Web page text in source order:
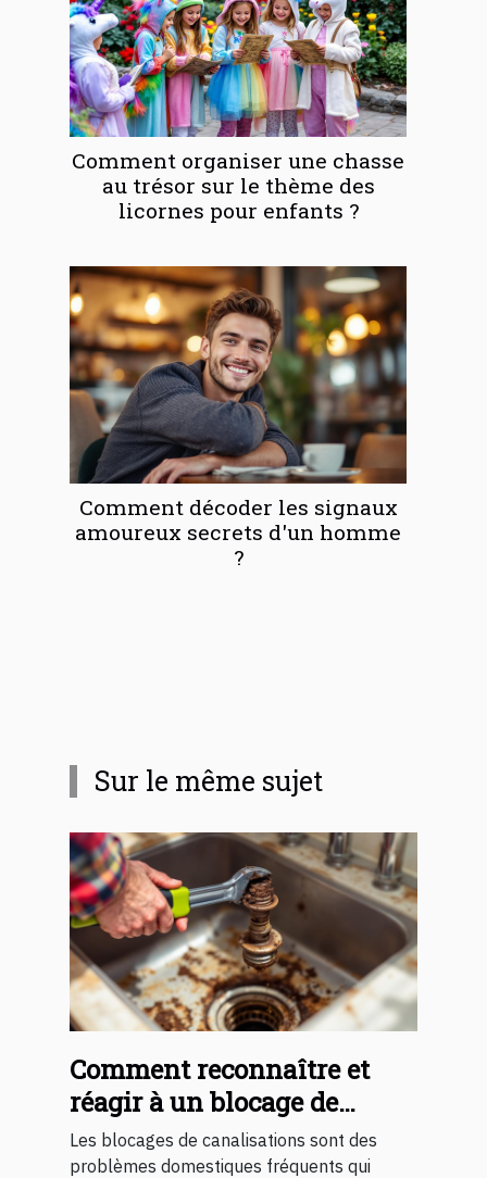
Comment organiser une chasse
au trésor sur le thème des
licornes pour enfants ?
Comment décoder les signaux
amoureux secrets d'un homme
?
Sur le même sujet
Comment reconnaître et
réagir à un blocage de
canalisations ?
Les blocages de canalisations sont des
problèmes domestiques fréquents qui